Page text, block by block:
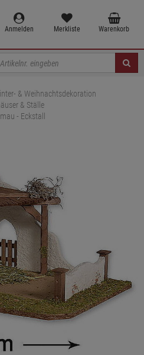
Anmelden Merkliste Warenkorb
& Weihnachtsdekoration
& Ställe
- Eckstall